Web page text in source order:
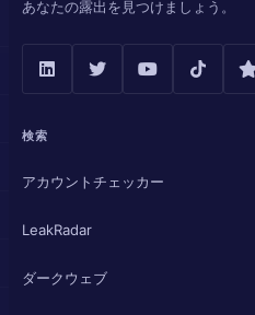
あなたの露出を見つけましょう。
検索
アカウントチェッカー
LeakRadar
ダークウェブ